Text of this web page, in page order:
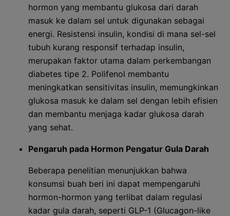
hormon yang membantu glukosa dari darah
masuk ke dalam sel untuk digunakan sebagai
energi. Resistensi insulin, kondisi di mana sel-sel
tubuh kurang responsif terhadap insulin,
merupakan faktor utama dalam perkembangan
diabetes tipe 2. Polifenol membantu
meningkatkan sensitivitas insulin, memungkinkan
glukosa masuk ke dalam sel dengan lebih efisien
dan membantu menjaga kadar glukosa darah
yang sehat.
Pengaruh pada Hormon Pengatur Gula Darah
Beberapa penelitian menunjukkan bahwa
konsumsi buah beri ini dapat mempengaruhi
hormon-hormon yang terlibat dalam regulasi
kadar gula darah, seperti GLP-1 (Glucagon-like